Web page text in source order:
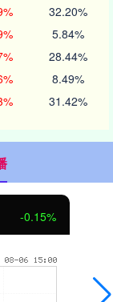
32.20%
5.84%
28.44%
8.49%
31.42%
-0.15%